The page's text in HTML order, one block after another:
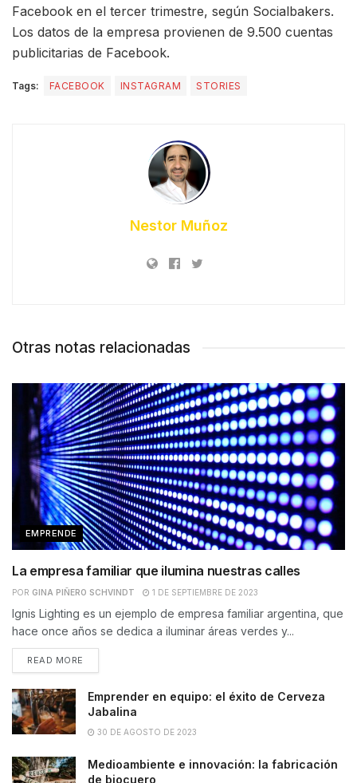
Facebook en el tercer trimestre, según Socialbakers.
Los datos de la empresa provienen de 9.500 cuentas
publicitarias de Facebook.
Tags: FACEBOOK INSTAGRAM STORIES
Nestor Muñoz
Otras notas relacionadas
EMPRENDE
La empresa familiar que ilumina nuestras calles
POR GINA PIÑERO SCHVINDT 1 DE SEPTIEMBRE DE 2023
Ignis Lighting es un ejemplo de empresa familiar argentina, que
hace once años se dedica a iluminar áreas verdes y...
READ MORE
Emprender en equipo: el éxito de Cerveza
Jabalina
30 DE AGOSTO DE 2023
Medioambiente e innovación: la fabricación
de biocuero